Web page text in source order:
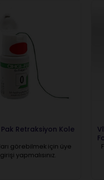
Retraksiyon Kole
görebilmek için üye
girişi yapmalısınız.